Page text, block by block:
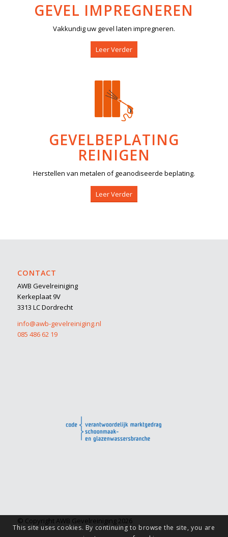
GEVEL IMPREGNEREN
Vakkundig uw gevel laten impregneren.
Leer Verder
GEVELBEPLATING
REINIGEN
Herstellen van metalen of geanodiseerde beplating.
Leer Verder
CONTACT
AWB Gevelreiniging
Kerkeplaat 9V
3313 LC Dordrecht
info@awb-gevelreiniging.nl
085 486 62 19
© Copyright AWB Gevelreiniging 2026
This site uses cookies. By continuing to browse the site, you are